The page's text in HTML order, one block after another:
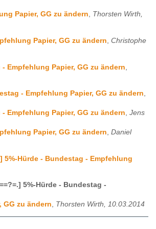
Papier, GG zu ändern, Thorsten Wirth,
Papier, GG zu ändern, Christophe
Empfehlung Papier, GG zu ändern
- Empfehlung Papier, GG zu ändern,
Empfehlung Papier, GG zu ändern, Jens
Papier, GG zu ändern, Daniel
5%-Hürde - Bundestag - Empfehlung
5%-Hürde - Bundestag -
GG zu ändern, Thorsten Wirth, 10.03.2014